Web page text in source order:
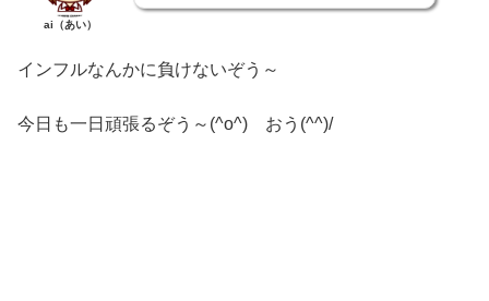
ai（あい）
インフルなんかに負けないぞう～
今日も一日頑張るぞう～(^o^) おう(^^)/